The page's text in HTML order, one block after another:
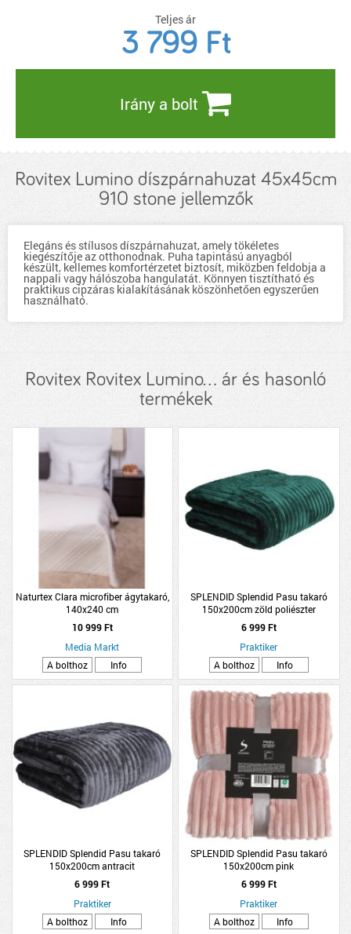
Teljes ár
3 799 Ft
Irány a bolt
Rovitex Lumino díszpárnahuzat 45x45cm
910 stone jellemzők
Elegáns és stílusos díszpárnahuzat, amely tökéletes
kiegészítője az otthonodnak. Puha tapintású anyagból
készült, kellemes komfortérzetet biztosít, miközben feldobja a
nappali vagy hálószoba hangulatát. Könnyen tisztítható és
praktikus cipzáras kialakításának köszönhetően egyszerűen
használható.
Rovitex Rovitex Lumino... ár és hasonló
termékek
Naturtex Clara microfiber ágytakaró,
140x240 cm
10 999 Ft
Media Markt
A bolthoz
Info
SPLENDID Splendid Pasu takaró
150x200cm zöld poliészter
6 999 Ft
Praktiker
A bolthoz
Info
SPLENDID Splendid Pasu takaró
150x200cm antracit
6 999 Ft
Praktiker
A bolthoz
Info
SPLENDID Splendid Pasu takaró
150x200cm pink
6 999 Ft
Praktiker
A bolthoz
Info